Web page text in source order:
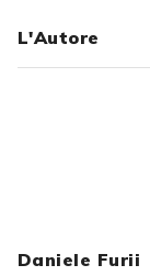
L'Autore
Daniele Furii